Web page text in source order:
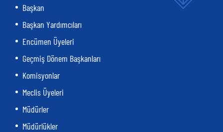
Başkan
Başkan Yardımcıları
Encümen Üyeleri
Geçmiş Dönem Başkanları
Komisyonlar
Meclis Üyeleri
Müdürler
Müdürlükler